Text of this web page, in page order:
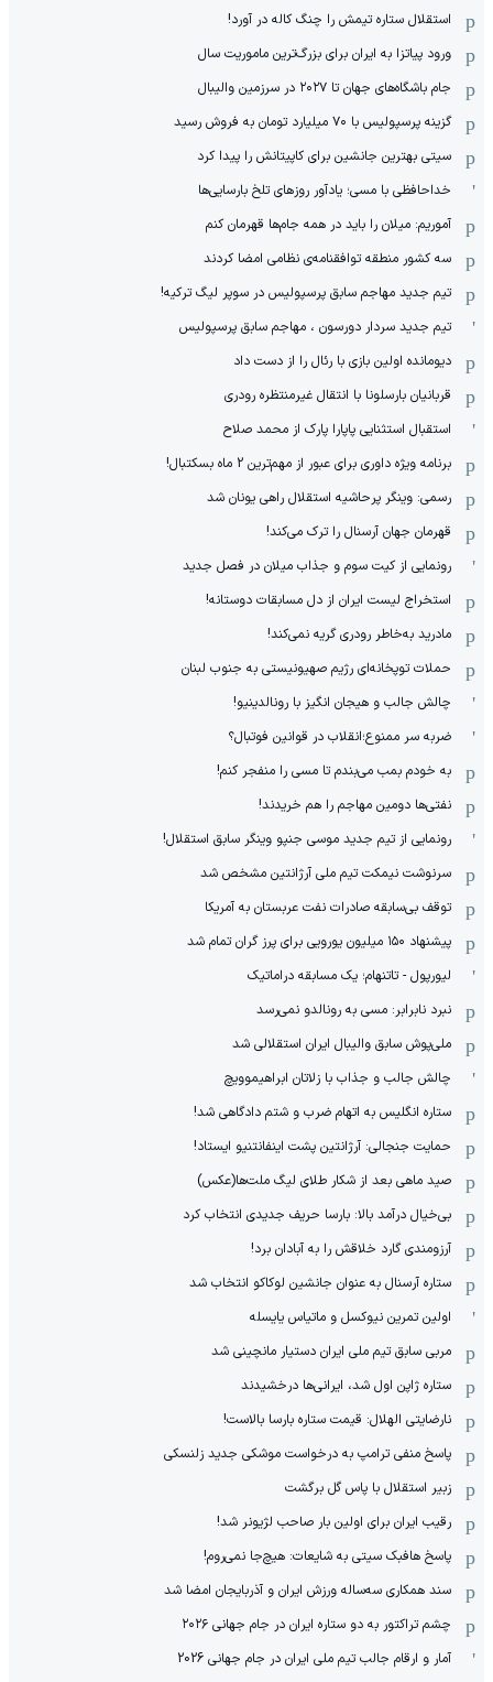
استقلال ستاره تیمش را چنگ کاله در آورد!
ورود پیاتزا به ایران برای بزرگ‌ترین ماموریت سال
جام باشگاه‌های جهان تا ۲۰۲۷ در سرزمین والیبال
گزینه پرسپولیس با ۷۰ میلیارد تومان به فروش رسید
سیتی بهترین جانشین برای کاپیتانش را پیدا کرد
خداحافظی با مسی؛ یادآور روزهای تلخ بارسایی‌ها
آموریم: میلان را باید در همه جام‌ها قهرمان کنم
سه کشور منطقه توافقنامه‌ی نظامی امضا کردند
تیم جدید مهاجم سابق پرسپولیس در سوپر لیگ ترکیه!
تیم جدید سردار دورسون ، مهاجم سابق پرسپولیس
دیومانده اولین بازی با رئال را از دست داد
قربانیان بارسلونا با انتقال غیرمنتظره رودری
استقبال استثنایی پاپارا پارک از محمد صلاح
برنامه ویژه داوری برای عبور از مهم‌ترین 2 ماه بسکتبال!
رسمی: وینگر پرحاشیه استقلال راهی یونان شد
قهرمان جهان آرسنال را ترک می‌کند!
رونمایی از کیت سوم و جذاب میلان در فصل جدید
استخراج لیست ایران از دل مسابقات دوستانه!
مادرید به‌خاطر رودری گریه نمی‌کند!
حملات توپخانه‌ای رژیم صهیونیستی به جنوب لبنان
چالش جالب و هیجان انگیز با رونالدینیو!
ضربه سر ممنوع؛انقلاب در قوانین فوتبال؟
به خودم بمب می‌بندم تا مسی را منفجر کنم!
نفتی‌ها دومین مهاجم را هم خریدند!
رونمایی از تیم جدید موسی جنپو وینگر سابق استقلال!
سرنوشت نیمکت تیم ملی آرژانتین مشخص شد
توقف بی‌سابقه صادرات نفت عربستان به آمریکا
پیشنهاد ۱۵۰ میلیون یورویی برای پرز گران تمام شد
لیورپول - تاتنهام؛ یک مسابقه دراماتیک
نبرد نابرابر: مسی به رونالدو نمی‌رسد
ملی‌پوش سابق والیبال ایران استقلالی شد
چالش جالب و جذاب با زلاتان ابراهیموویچ
ستاره انگلیس به اتهام ضرب و شتم دادگاهی شد!
حمایت جنجالی: آرژانتین پشت اینفانتنیو ایستاد!
صید ماهی بعد از شکار طلای لیگ ملت‌ها(عکس)
بی‌خیال درآمد بالا: بارسا حریف جدیدی انتخاب کرد
آرزومندی گارد خلاقش را به آبادان برد!
ستاره آرسنال به عنوان جانشین لوکاکو انتخاب شد
اولین تمرین نیوکسل و ماتیاس یایسله
مربی سابق تیم ملی ایران دستیار مانچینی شد
ستاره ژاپن اول شد، ایرانی‌ها درخشیدند
نارضایتی الهلال: قیمت ستاره بارسا بالاست!
پاسخ منفی ترامپ به درخواست موشکی جدید زلنسکی
زبیر استقلال با پاس گل برگشت
رقیب ایران برای اولین بار صاحب لژیونر شد!
پاسخ هافبک سیتی به شایعات: هیچ‌جا نمی‌روم!
سند همکاری سه‌ساله‌ ‌ورزش ایران و آذربایجان امضا شد
چشم تراکتور به دو ستاره ایران در جام جهانی ۲۰۲۶
آمار و ارقام جالب تیم ملی ایران در جام جهانی 2026